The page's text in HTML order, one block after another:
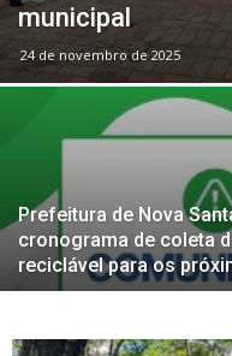
municipal
24 de novembro de 2025
Prefeitura de Nova
cronograma de coleta
reciclável para os